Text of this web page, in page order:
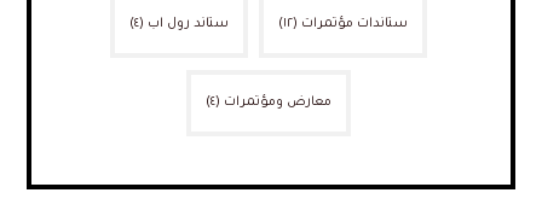
ستاندات مؤتمرات (١٢) ستاند رول اب (٤)
معارض ومؤتمرات (٤)